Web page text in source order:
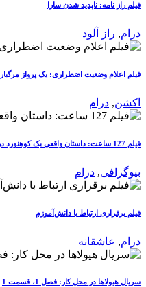
فیلم راز نامه: ناپدید شدن سارا
درام, راز آلود
فیلم اعلام وضعیت اضطراری: یک پرواز مرگبار
اکشن, درام
فیلم 127 ساعت: داستان واقعی یک کوهنورد در چنگال مرگ
بیوگرافی, درام
فیلم برقراری ارتباط با دانش‌آموزم
درام, عاشقانه
سریال هیولاها در محل کار: فصل 1، قسمت 1